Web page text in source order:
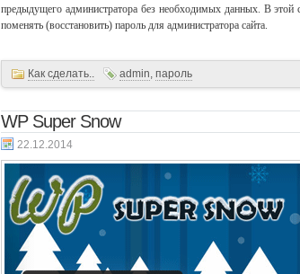
предыдущего администратора без необходимых данных. В этой
поменять (восстановить) пароль для администратора сайта.
Как сделать.. admin, пароль
WP Super Snow
22.12.2014